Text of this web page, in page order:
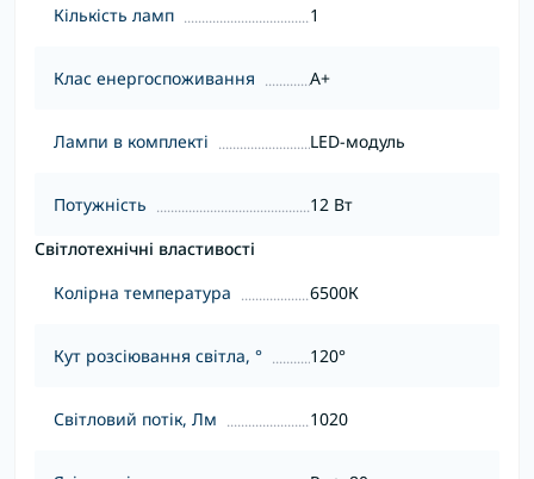
Кількість ламп 1
Клас енергоспоживання A+
Лампи в комплекті LED-модуль
Потужність
12 Вт
Світлотехнічні властивості
Колірна температура
6500К
Кут розсіювання світла, ° 120°
Світловий потік, Лм 1020